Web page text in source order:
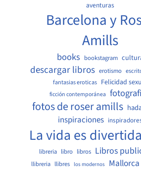
aventuras
Barcelona y
Amills
books bookstagram
descargar libros erotismo
fantasias eroticas Felicidad
ficción contemporánea
fotos de roser amills
inspiraciones
La vida es divertida
libreria libro libros Libros
llibreria llibres los modernos Mallorca